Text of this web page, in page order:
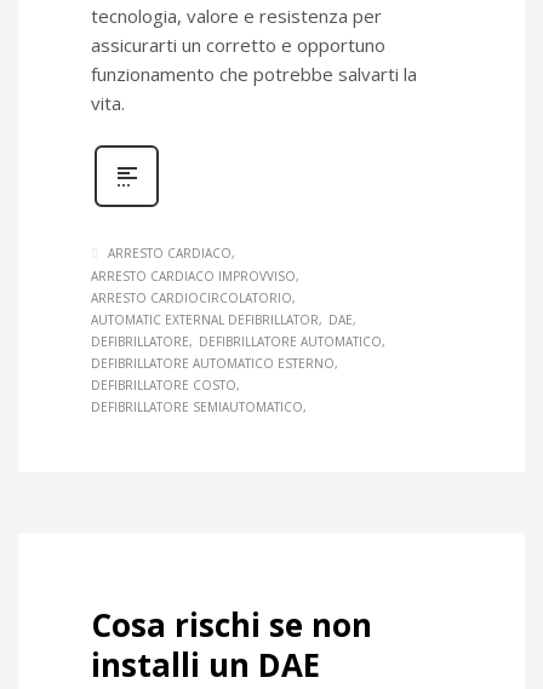
tecnologia, valore e resistenza per
assicurarti un corretto e opportuno
funzionamento che potrebbe salvarti la
vita.
ARRESTO CARDIACO
ARRESTO CARDIACO IMPROVVISO
ARRESTO CARDIOCIRCOLATORIO
AUTOMATIC EXTERNAL DEFIBRILLATOR
DAE
DEFIBRILLATORE
DEFIBRILLATORE AUTOMATICO
DEFIBRILLATORE AUTOMATICO ESTERNO
DEFIBRILLATORE COSTO
DEFIBRILLATORE SEMIAUTOMATICO
Cosa rischi se non
installi un DAE